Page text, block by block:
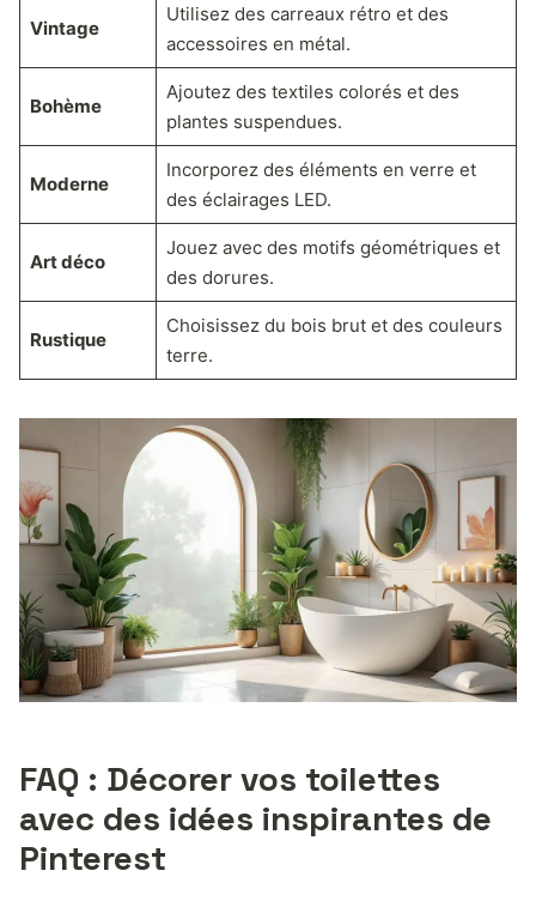
Vintage
Utilisez des carreaux rétro et des
accessoires en métal.
Bohème
Ajoutez des textiles colorés et des
plantes suspendues.
Moderne
Incorporez des éléments en verre et
des éclairages LED.
Art déco
Jouez avec des motifs géométriques et
des dorures.
Rustique
Choisissez du bois brut et des couleurs
terre.
FAQ : Décorer vos toilettes
avec des idées inspirantes de
Pinterest